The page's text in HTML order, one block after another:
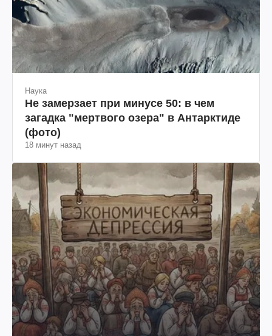
Наука
Не замерзает при минусе 50: в чем
загадка "мертвого озера" в Антарктиде
(фото)
18 минут назад